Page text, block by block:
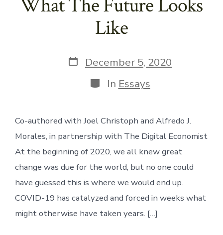
What The Future Looks
Like
Post
date
December 5, 2020
Categories
In Essays
Co-authored with Joel Christoph and Alfredo J.
Morales, in partnership with The Digital Economist
At the beginning of 2020, we all knew great
change was due for the world, but no one could
have guessed this is where we would end up.
COVID-19 has catalyzed and forced in weeks what
might otherwise have taken years. […]